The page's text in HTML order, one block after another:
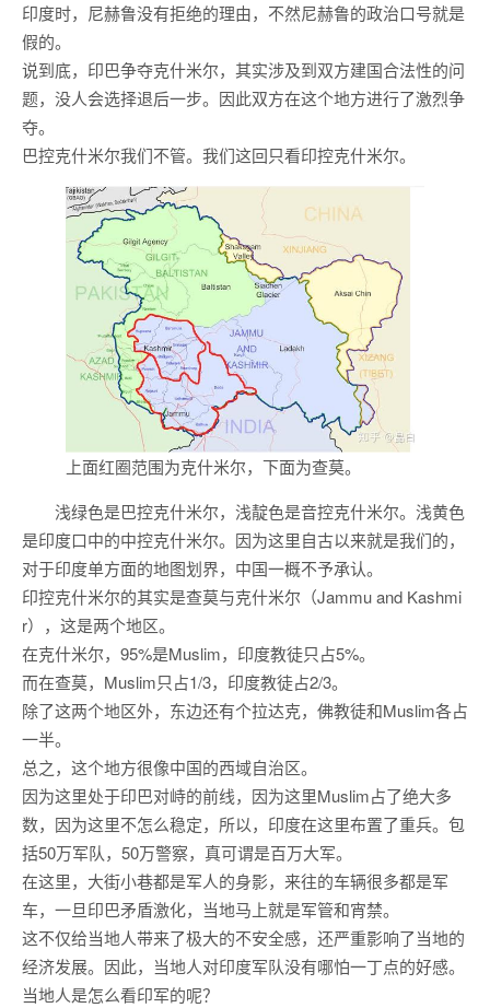
印度时，尼赫鲁没有拒绝的理由，不然尼赫鲁的政治口号就是
假的。
说到底，印巴争夺克什米尔，其实涉及到双方建国合法性的问
题，没人会选择退后一步。因此双方在这个地方进行了激烈争
夺。
巴控克什米尔我们不管。我们这回只看印控克什米尔。
上面红圈范围为克什米尔，下面为查莫。
浅绿色是巴控克什米尔，浅靛色是音控克什米尔。浅黄色
是印度口中的中控克什米尔。因为这里自古以来就是我们的，
对于印度单方面的地图划界，中国一概不予承认。
印控克什米尔的其实是查莫与克什米尔（Jammu and Kashmi
r），这是两个地区。
在克什米尔，95%是Muslim，印度教徒只占5%。
而在查莫，Muslim只占1/3，印度教徒占2/3。
除了这两个地区外，东边还有个拉达克，佛教徒和Muslim各占
一半。
总之，这个地方很像中国的西域自治区。
因为这里处于印巴对峙的前线，因为这里Muslim占了绝大多
数，因为这里不怎么稳定，所以，印度在这里布置了重兵。包
括50万军队，50万警察，真可谓是百万大军。
在这里，大街小巷都是军人的身影，来往的车辆很多都是军
车，一旦印巴矛盾激化，当地马上就是军管和宵禁。
这不仅给当地人带来了极大的不安全感，还严重影响了当地的
经济发展。因此，当地人对印度军队没有哪怕一丁点的好感。
当地人是怎么看印军的呢？